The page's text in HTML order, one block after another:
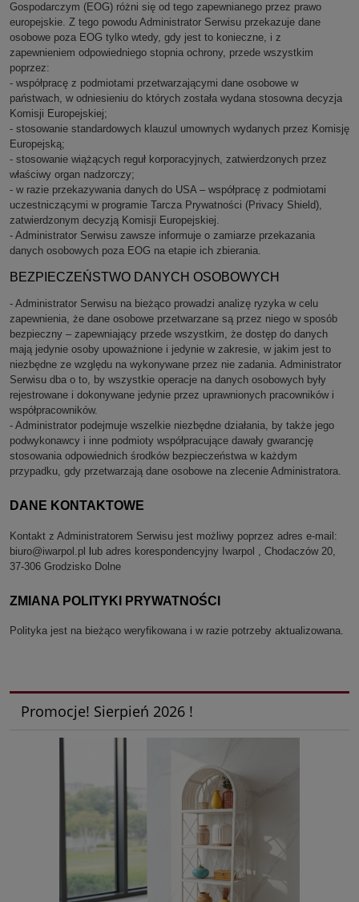
Gospodarczym (EOG) różni się od tego zapewnianego przez prawo
europejskie. Z tego powodu Administrator Serwisu przekazuje dane
osobowe poza EOG tylko wtedy, gdy jest to konieczne, i z
zapewnieniem odpowiedniego stopnia ochrony, przede wszystkim
poprzez:
- współpracę z podmiotami przetwarzającymi dane osobowe w
państwach, w odniesieniu do których została wydana stosowna decyzja
Komisji Europejskiej;
- stosowanie standardowych klauzul umownych wydanych przez Komisję
Europejską;
- stosowanie wiążących reguł korporacyjnych, zatwierdzonych przez
właściwy organ nadzorczy;
- w razie przekazywania danych do USA – współpracę z podmiotami
uczestniczącymi w programie Tarcza Prywatności (Privacy Shield),
zatwierdzonym decyzją Komisji Europejskiej.
- Administrator Serwisu zawsze informuje o zamiarze przekazania
danych osobowych poza EOG na etapie ich zbierania.
BEZPIECZEŃSTWO DANYCH OSOBOWYCH
- Administrator Serwisu na bieżąco prowadzi analizę ryzyka w celu
zapewnienia, że dane osobowe przetwarzane są przez niego w sposób
bezpieczny – zapewniający przede wszystkim, że dostęp do danych
mają jedynie osoby upoważnione i jedynie w zakresie, w jakim jest to
niezbędne ze względu na wykonywane przez nie zadania. Administrator
Serwisu dba o to, by wszystkie operacje na danych osobowych były
rejestrowane i dokonywane jedynie przez uprawnionych pracowników i
współpracowników.
- Administrator podejmuje wszelkie niezbędne działania, by także jego
podwykonawcy i inne podmioty współpracujące dawały gwarancję
stosowania odpowiednich środków bezpieczeństwa w każdym
przypadku, gdy przetwarzają dane osobowe na zlecenie Administratora.
DANE KONTAKTOWE
Kontakt z Administratorem Serwisu jest możliwy poprzez adres e-mail:
biuro@iwarpol.pl lub adres korespondencyjny Iwarpol , Chodaczów 20,
37-306 Grodzisko Dolne
ZMIANA POLITYKI PRYWATNOŚCI
Polityka jest na bieżąco weryfikowana i w razie potrzeby aktualizowana.
Promocje! Sierpień 2026 !